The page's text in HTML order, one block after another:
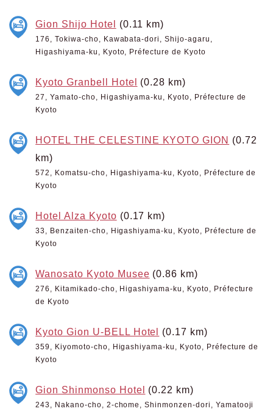
Gion Shijo Hotel (0.11 km)
176, Tokiwa-cho, Kawabata-dori, Shijo-agaru,
Higashiyama-ku, Kyoto, Préfecture de Kyoto
Kyoto Granbell Hotel (0.28 km)
27, Yamato-cho, Higashiyama-ku, Kyoto, Préfecture de
Kyoto
HOTEL THE CELESTINE KYOTO GION (0.72
km)
572, Komatsu-cho, Higashiyama-ku, Kyoto, Préfecture de
Kyoto
Hotel Alza Kyoto (0.17 km)
33, Benzaiten-cho, Higashiyama-ku, Kyoto, Préfecture de
Kyoto
Wanosato Kyoto Musee (0.86 km)
276, Kitamikado-cho, Higashiyama-ku, Kyoto, Préfecture
de Kyoto
Kyoto Gion U-BELL Hotel (0.17 km)
359, Kiyomoto-cho, Higashiyama-ku, Kyoto, Préfecture de
Kyoto
Gion Shinmonso Hotel (0.22 km)
243, Nakano-cho, 2-chome, Shinmonzen-dori, Yamatooji